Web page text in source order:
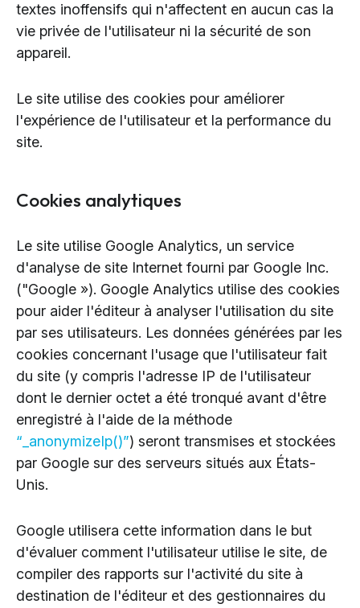
textes inoffensifs qui n'affectent en aucun cas la
vie privée de l'utilisateur ni la sécurité de son
appareil.
Le site utilise des cookies pour améliorer
l'expérience de l'utilisateur et la performance du
site.
Cookies analytiques
Le site utilise Google Analytics, un service
d'analyse de site Internet fourni par Google Inc.
("Google »). Google Analytics utilise des cookies
pour aider l'éditeur à analyser l'utilisation du site
par ses utilisateurs. Les données générées par les
cookies concernant l'usage que l'utilisateur fait
du site (y compris l'adresse IP de l'utilisateur
dont le dernier octet a été tronqué avant d'être
enregistré à l'aide de la méthode
“_anonymizeIp()”) seront transmises et stockées
par Google sur des serveurs situés aux États-
Unis.
Google utilisera cette information dans le but
d'évaluer comment l'utilisateur utilise le site, de
compiler des rapports sur l'activité du site à
destination de l'éditeur et des gestionnaires du